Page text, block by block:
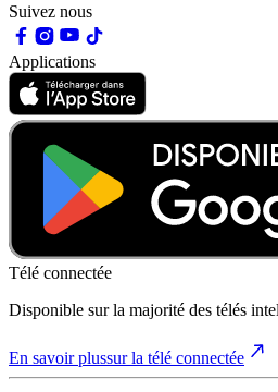
Suivez nous
Applications
Télé connectée
Disponible sur la majorité des télés
En savoir plussur la télé connectée